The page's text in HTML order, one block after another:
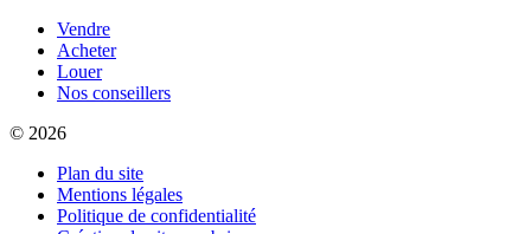
Vendre
Acheter
Louer
Nos conseillers
© 2026
Plan du site
Mentions légales
Politique de confidentialité